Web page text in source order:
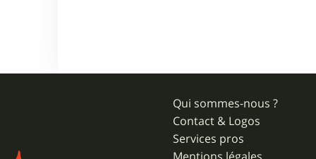
Qui sommes-nous ?
Contact & Logos
Services pros